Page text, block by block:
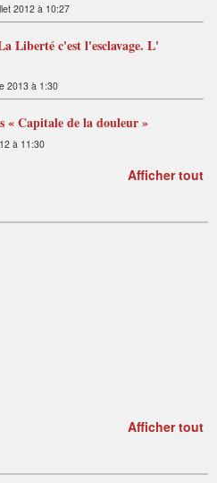
2012 à 10:27
Liberté c'est l'esclavage. L'
2013 à 1:30
« Capitale de la douleur »
à 11:30
Afficher tout
Afficher tout